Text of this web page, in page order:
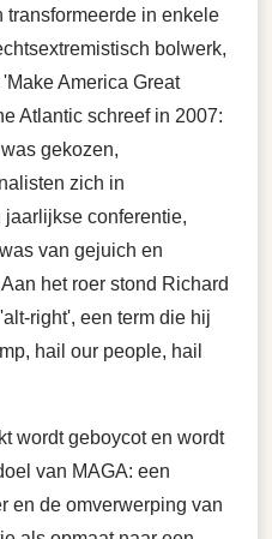
transformeerde in enkele
bolwerk,
America Great
Atlantic schreef in 2007:
gekozen,
zich in
conferentie,
van gejuich en
het roer stond Richard
right', een term die hij
hail our people, hail
wordt geboycot en wordt
van MAGA: een
en de omverwerping van